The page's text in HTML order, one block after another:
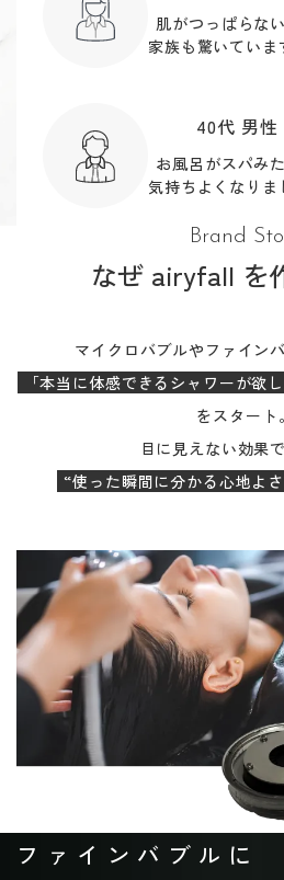
肌がつっぱらない
家族も驚いていま
40代 男性
お風呂がスパみ
気持ちよくなりま
Brand
なぜ airyfall を
マイクロバブルやファイン
「本当に体感できるシャワーが欲し
をスタート。
目に見えない効果
“使った瞬間に分かる心地よ
ファインバブルに